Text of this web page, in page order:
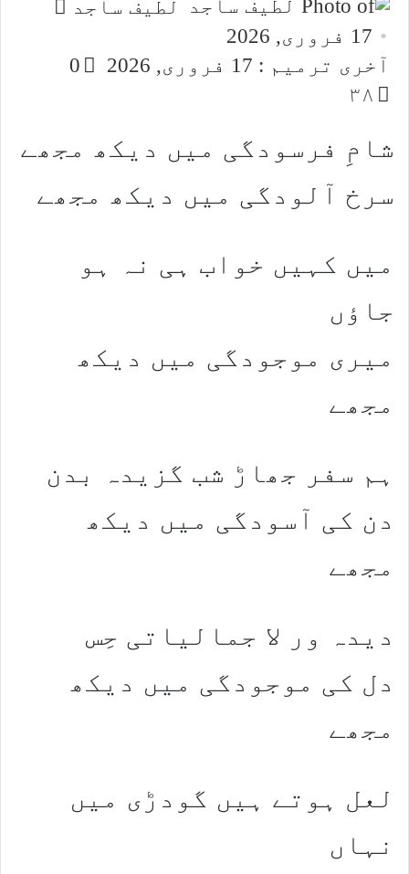
لطیف ساجد
17 فروری, 2026
آخری ترمیم : 17 فروری, 2026
0
۳۸
شامِ فرسودگی میں دیکھ مجھے
سرخ آلودگی میں دیکھ مجھے
میں کہیں خواب ہی نہ ہو
جاؤں
میری موجودگی میں دیکھ
مجھے
ہم سفر جھاڑ شب گزیدہ بدن
دن کی آسودگی میں دیکھ
مجھے
دیدہ ور لا جمالیاتی حِس
دل کی موجودگی میں دیکھ
مجھے
لعل ہوتے ہیں گودڑی میں
نہاں